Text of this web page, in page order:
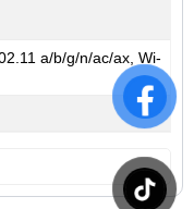
a/b/g/n/ac/ax, Wi-